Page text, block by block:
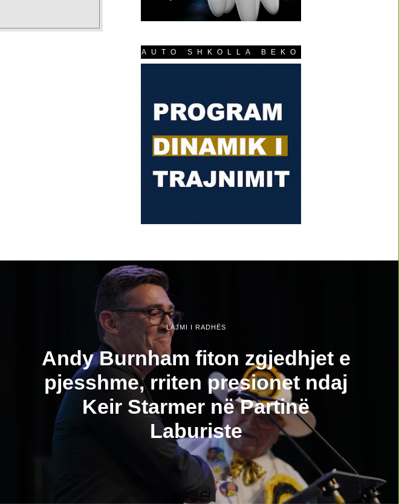
AUTO SHKOLLA BEKO
LAJMI I RADHËS
Andy Burnham fiton zgjedhjet e
pjesshme, rriten presionet ndaj
Keir Starmer në Partinë
Laburiste